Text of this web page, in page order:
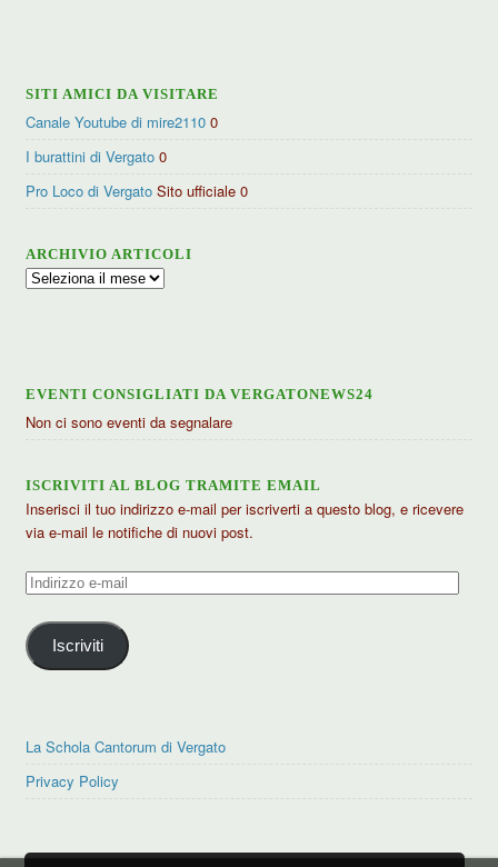
SITI AMICI DA VISITARE
Canale Youtube di mire2110 0
I burattini di Vergato 0
Pro Loco di Vergato Sito ufficiale 0
ARCHIVIO ARTICOLI
Archivio
EVENTI CONSIGLIATI DA VERGATONEWS24
Non ci sono eventi da segnalare
ISCRIVITI AL BLOG TRAMITE EMAIL
Inserisci il tuo indirizzo e-mail per iscriverti a questo blog, e ricevere
via e-mail le notifiche di nuovi post.
Indirizzo
mail
Iscriviti
La Schola Cantorum di Vergato
Privacy Policy